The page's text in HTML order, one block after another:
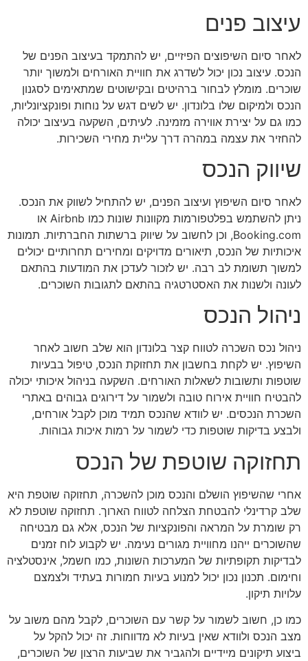
עיצוב פנים
לאחר סיום השיפוצים הפיזיים, יש להתמקד בעיצוב הפנים של
הנכס. עיצוב נכון יכול לשדרג את חוויית האורחים ולמשוך יותר
שוכרים. מומלץ לבחור ברהיטים ובקישוטים שמתאימים לסגנון
הנכס ולמיקום שלו בלונדון. יש לשים דגש על נוחות ופונקציונליות,
כמו גם על יצירת אווירה מזמינה. לעיתים, השקעה בעיצוב יכולה
להחזיר את עצמה במהרה דרך עליית מחירי השכירות.
שיווק הנכס
לאחר סיום השיפוץ ועיצוב הפנים, יש להתחיל לשווק את הנכס.
ניתן להשתמש בפלטפורמות מקוונות שונות כמו Airbnb או
Booking.com, וכן לחשוב על שיווק ברשתות החברתיות. תמונות
איכותיות של הנכס, תיאורים מדויקים ומחירים תחרותיים יכולים
למשוך תשומת לב רבה. יש לזכור לעדכן את המודעות בהתאם
לעונה ולשנות את האסטרטגיה בהתאם לתגובות השוכרים.
ניהול הנכס
ניהול נכס השכרה לטווח קצר בלונדון הוא שלב חשוב לאחר
השיפוץ. יש לקחת בחשבון את תחזוקת הנכס, טיפול בבעיות
שוטפות ותשובות לשאלות האורחים. השקעה בניהול איכותי יכולה
להבטיח חוויית אירוח טובה ולשמור על דירוגים גבוהים באתרי
השכרת הנכסים. יש לוודא שהנכס תמיד מוכן לקבל אורחים,
ולבצע בדיקות שוטפות כדי לשמור על רמות איכות גבוהות.
תחזוקה שוטפת של הנכס
אחרי שהשיפוץ הושלם והנכס מוכן להשכרה, תחזוקה שוטפת היא
שלב קרדינלי להבטחת הצלחה לטווח הארוך. תחזוקה שוטפת לא
רק שומרת על המראה והפונקציות של הנכס, אלא גם מבטיחה
שהשוכרים ייהנו מחוויית מגורים נעימה. יש לקבוע לוח זמנים
לבדיקות תקופתיות של המערכות השונות, כמו חשמל, אינסטלציה
וחימום. תכנון נכון יכול למנוע בעיות חמורות בעתיד ולצמצם
עלויות תיקון.
כמו כן, חשוב לשמור על קשר עם השוכרים, לקבל מהם משוב על
מצב הנכס ולוודא שאין בעיות לא מדווחות. זה יכול להקל על
ביצוע תיקונים מיידיים ולהגביר את שביעות הרצון של השוכרים,